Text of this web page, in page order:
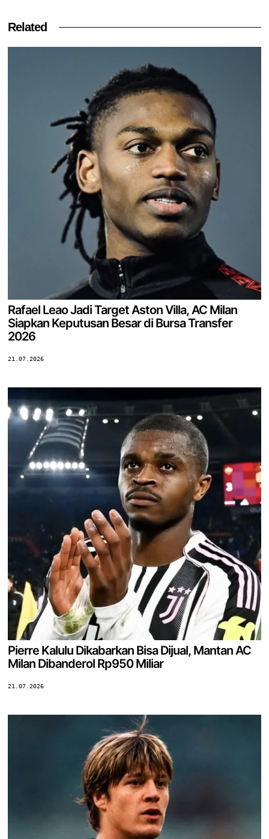
Related
Rafael Leao Jadi Target Aston Villa, AC Milan
Siapkan Keputusan Besar di Bursa Transfer
2026
21.07.2026
Pierre Kalulu Dikabarkan Bisa Dijual, Mantan AC
Milan Dibanderol Rp950 Miliar
21.07.2026